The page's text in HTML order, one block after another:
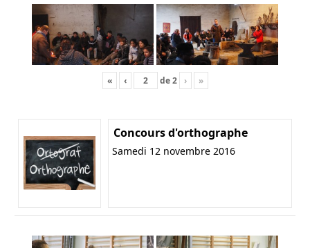
« ‹ de2 › »
Concours d'orthographe
Samedi 12 novembre 2016